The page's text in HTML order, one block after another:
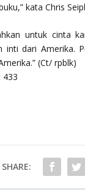
kata Chris
untuk cinta
inti dari Amerika.
(Ct/ rpblk)
433
SHARE: